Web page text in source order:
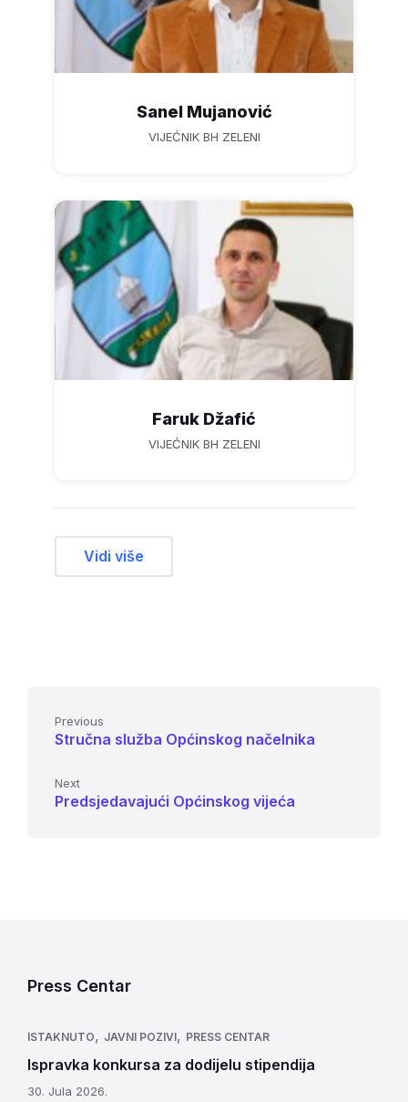
Sanel Mujanović
VIJEĆNIK BH ZELENI
Faruk Džafić
VIJEĆNIK BH ZELENI
Vidi više
Previous
Stručna služba Općinskog načelnika
Next
Predsjedavajući Općinskog vijeća
Press Centar
ISTAKNUTO, JAVNI POZIVI, PRESS CENTAR
Ispravka konkursa za dodijelu stipendija
30. Jula 2026.